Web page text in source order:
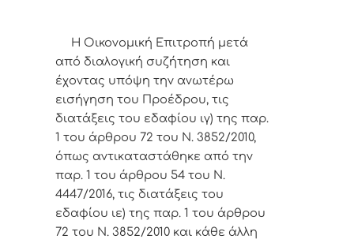
Η Οικονομική Επιτροπή μετά
από διαλογική συζήτηση και
έχοντας υπόψη την ανωτέρω
εισήγηση του Προέδρου, τις
διατάξεις του εδαφίου ιγ) της παρ.
1 του άρθρου 72 του Ν. 3852/2010,
όπως αντικαταστάθηκε από την
παρ. 1 του άρθρου 54 του Ν.
4447/2016, τις διατάξεις του
εδαφίου ιε) της παρ. 1 του άρθρου
72 του Ν. 3852/2010 και κάθε άλλη